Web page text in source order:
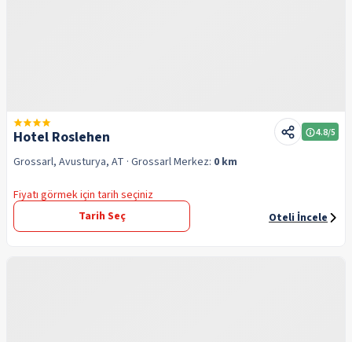
Hotel Roslehen 4.8/5
Grossarl, Avusturya, AT · GrossarlMerkez: 0 km
Fiyatı görmek için tarih seçiniz
Tarih Seç
Oteli İncele